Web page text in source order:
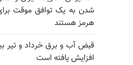
شدن به یک توافق موقت
هرمز هستند
افزایش یافته است